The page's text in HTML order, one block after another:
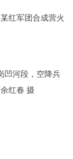
红军团合成营火
凹河段，空降兵
红春 摄